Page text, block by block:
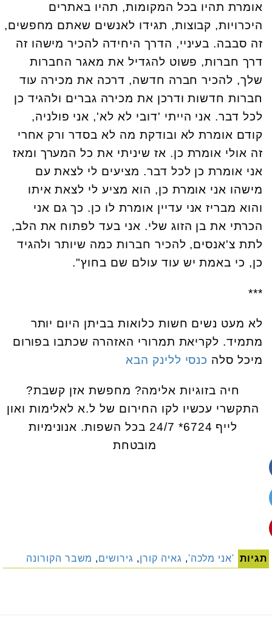
אומרת תהיו בכל המקומות, תהיו באתרים
היכרויות, קבוצות, תגידו לאנשים שאתם מחפשים,
זה סבבה. בעיניי, הדרך היחידה להכיר מישהו זה
דרך חברות, פשוט להגדיל את מאגר החברות
שלך, להכיר חברה חדשה, דרכה את מכירה עוד
חברות חדשות ודרכן את מכירה גברים ולהגיד כן
לכל דבר. אני הייתי 'דובי לא לא', אני פולניה,
קודם אומרת לא ובודקת מה לא בסדר ורק אחרי
זה אולי אומרת כן. אז שיניתי את כל המערך ומאז
אני אומרת כן לכל דבר. מציעים לי לצאת עם
מישהו אני אומרת כן, הוא מציע לי לצאת איתו
והוא מבריז אני עדיין אומרת לו כן. כך גם אני
הכרתי את בן הזוג שלי. אני בעד לפתוח את הלב,
לתת צ'אנסים, להכיר חברות כמה שיותר ולהגיד
כן, כי באמת יש עוד עולם שם בחוץ".
***
לא מעט נשים חשות כלואות בביתן היום יותר
מתמיד. לקריאת תמרורי האזהרה שכתבו בפורום
מיכל סלה כנסי ללינק הבא
חיה בזוגיות אלימה? מחפשת אזן קשבת?
התקשרי עכשיו לקו החירום של ל.א לאלימות ואון
לייף 6724* 24/7 בכל השפות. אנונימיות
מובטחת
תגיות 'אני מלכה', גאיה קורן, גירושים, משבר הקורונה